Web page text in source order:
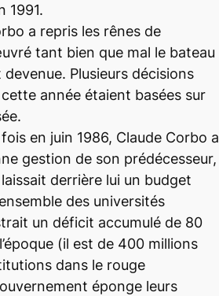
1991.
a repris les rênes de
tant bien que mal le bateau
devenue. Plusieurs décisions
année étaient basées sur
en juin 1986, Claude Corbo a
gestion de son prédécesseur,
derrière lui un budget
des universités
un déficit accumulé de 80
(il est de 400 millions
dans le rouge
éponge leurs